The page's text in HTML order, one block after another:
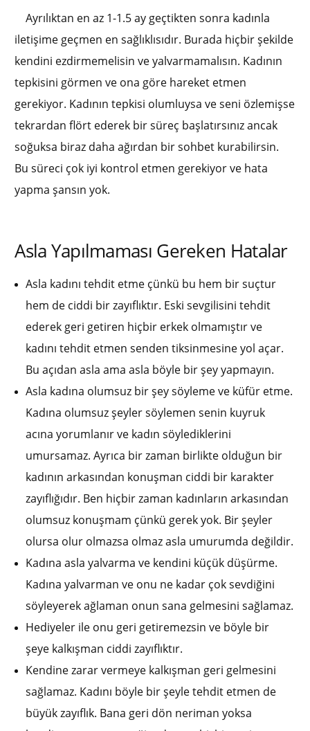
Ayrılıktan en az 1-1.5 ay geçtikten sonra kadınla
iletişime geçmen en sağlıklısıdır. Burada hiçbir şekilde
kendini ezdirmemelisin ve yalvarmamalısın. Kadının
tepkisini görmen ve ona göre hareket etmen
gerekiyor. Kadının tepkisi olumluysa ve seni özlemişse
tekrardan flört ederek bir süreç başlatırsınız ancak
soğuksa biraz daha ağırdan bir sohbet kurabilirsin.
Bu süreci çok iyi kontrol etmen gerekiyor ve hata
yapma şansın yok.
Asla Yapılmaması Gereken Hatalar
Asla kadını tehdit etme çünkü bu hem bir suçtur
hem de ciddi bir zayıflıktır. Eski sevgilisini tehdit
ederek geri getiren hiçbir erkek olmamıştır ve
kadını tehdit etmen senden tiksinmesine yol açar.
Bu açıdan asla ama asla böyle bir şey yapmayın.
Asla kadına olumsuz bir şey söyleme ve küfür etme.
Kadına olumsuz şeyler söylemen senin kuyruk
acına yorumlanır ve kadın söylediklerini
umursamaz. Ayrıca bir zaman birlikte olduğun bir
kadının arkasından konuşman ciddi bir karakter
zayıflığıdır. Ben hiçbir zaman kadınların arkasından
olumsuz konuşmam çünkü gerek yok. Bir şeyler
olursa olur olmazsa olmaz asla umurumda değildir.
Kadına asla yalvarma ve kendini küçük düşürme.
Kadına yalvarman ve onu ne kadar çok sevdiğini
söyleyerek ağlaman onun sana gelmesini sağlamaz.
Hediyeler ile onu geri getiremezsin ve böyle bir
şeye kalkışman ciddi zayıflıktır.
Kendine zarar vermeye kalkışman geri gelmesini
sağlamaz. Kadını böyle bir şeyle tehdit etmen de
büyük zayıflık. Bana geri dön neriman yoksa